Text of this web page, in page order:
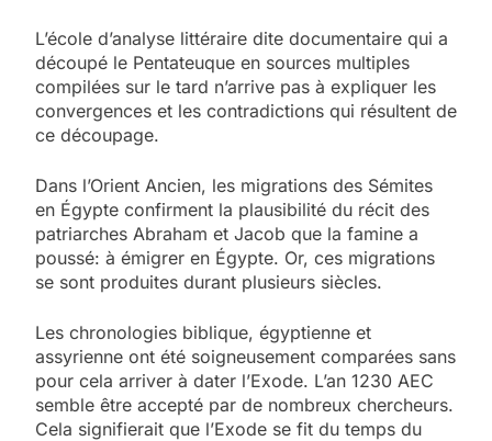
L’école d’analyse littéraire dite documentaire qui a
découpé le Pentateuque en sources multiples
compilées sur le tard n’arrive pas à expliquer les
convergences et les contradictions qui résultent de
ce découpage.
Dans l’Orient Ancien, les migrations des Sémites
en Égypte confirment la plausibilité du récit des
patriarches Abraham et Jacob que la famine a
poussé: à émigrer en Égypte. Or, ces migrations
se sont produites durant plusieurs siècles.
Les chronologies biblique, égyptienne et
assyrienne ont été soigneusement comparées sans
pour cela arriver à dater l’Exode. L’an 1230 AEC
semble être accepté par de nombreux chercheurs.
Cela signifierait que l’Exode se fit du temps du